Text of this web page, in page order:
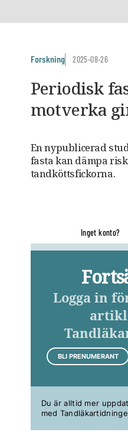
Forskning 2025-08-26
Periodisk
motverka
En nypublicerad
fasta kan dämpa
tandköttsfickorna.
Inget konto?
Logga in
BLI PRENUMERANT
Du är alltid mer
med